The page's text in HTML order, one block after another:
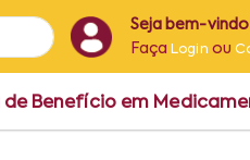
Seja bem-
Faça Login ou
de Benefício em